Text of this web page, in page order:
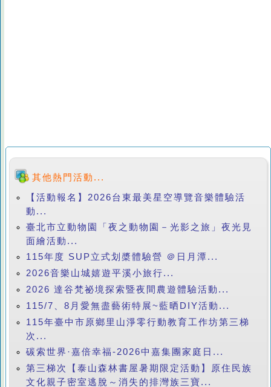
其他熱門活動...
【活動報名】2026台東最美星空導覽音樂體驗活
動...
臺北市立動物園「夜之動物園－光影之旅」夜光見
面繪活動...
115年度 SUP立式划槳體驗營 ＠日月潭...
2026音樂山城嬉遊平溪小旅行...
2026 達谷梵祕境探索暨夜間農遊體驗活動...
115/7、8月愛無盡藝術特展~藍晒DIY活動...
115年臺中市原鄉里山淨零行動教育工作坊第三梯
次...
碳索世界·嘉倍幸福-2026中嘉集團家庭日...
第三梯次【泰山森林書屋暑期限定活動】原住民族
文化親子密室逃脫～消失的排灣族三寶...